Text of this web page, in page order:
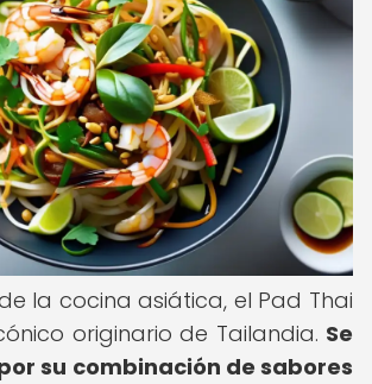
la cocina asiática, el Pad Thai
originario de Tailandia. Se
su combinación de sabores